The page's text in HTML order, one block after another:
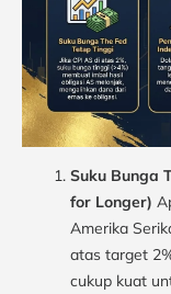
Suku Bunga
for Longer)
Amerika
atas target
cukup kuat